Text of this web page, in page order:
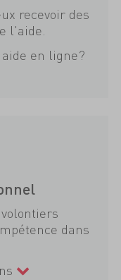
recevoir des
l'aide.
en ligne?
dans